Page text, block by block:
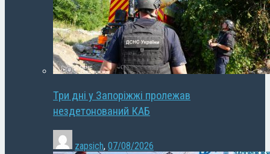
Три дні у Запоріжжі пролежав
нездетонований КАБ
zapsich, 07/08/2026